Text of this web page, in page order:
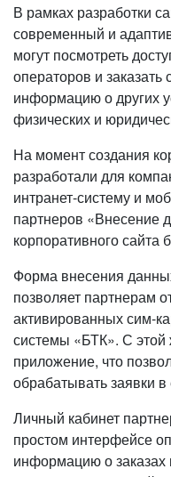
В рамках разработки
современный и
могут посмотреть
операторов и заказать
информацию о других
физических и
На момент создания
разработали для
интранет-систему и
партнеров «Внесение
корпоративного сайта
Форма внесения
позволяет партнерам
активированных сим-
системы «БТК». С этой
приложение, что
обрабатывать заявки
Личный кабинет
простом интерфейсе
информацию о